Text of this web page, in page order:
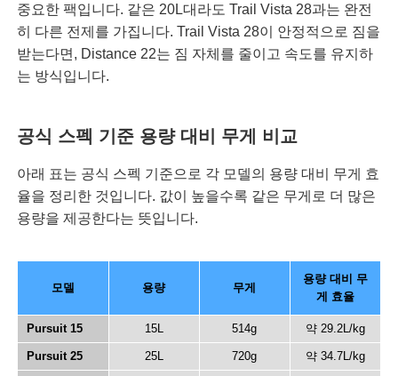
중요한 팩입니다. 같은 20L대라도 Trail Vista 28과는 완전
히 다른 전제를 가집니다. Trail Vista 28이 안정적으로 짐을
받는다면, Distance 22는 짐 자체를 줄이고 속도를 유지하
는 방식입니다.
공식 스펙 기준 용량 대비 무게 비교
아래 표는 공식 스펙 기준으로 각 모델의 용량 대비 무게 효
율을 정리한 것입니다. 값이 높을수록 같은 무게로 더 많은
용량을 제공한다는 뜻입니다.
모델 용량 무게
용량 대비 무
게 효율
Pursuit 15 15L 514g 약 29.2L/kg
Pursuit 25 25L 720g 약 34.7L/kg